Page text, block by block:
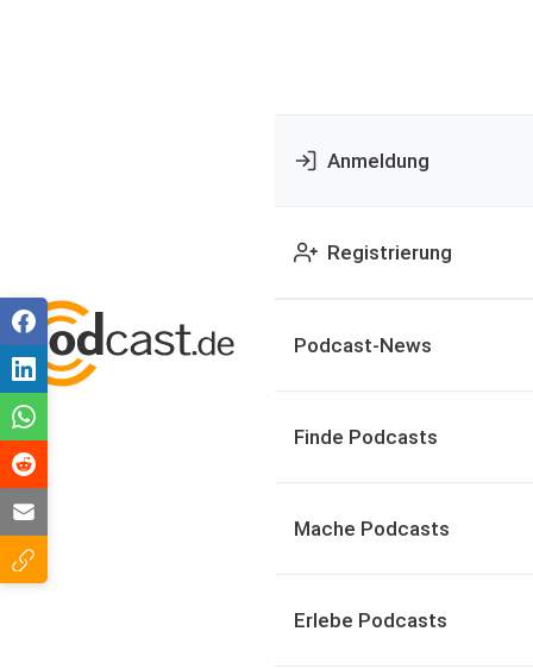
Anmeldung
Registrierung
Podcast-News
Finde Podcasts
Mache Podcasts
Erlebe Podcasts